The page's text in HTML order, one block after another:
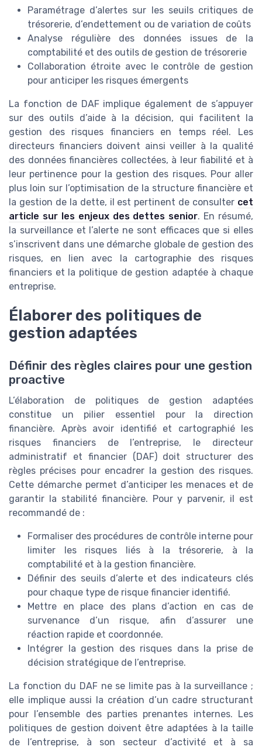
Paramétrage d’alertes sur les seuils critiques de
trésorerie, d’endettement ou de variation de coûts
Analyse régulière des données issues de la
comptabilité et des outils de gestion de trésorerie
Collaboration étroite avec le contrôle de gestion
pour anticiper les risques émergents
La fonction de DAF implique également de s’appuyer
sur des outils d’aide à la décision, qui facilitent la
gestion des risques financiers en temps réel. Les
directeurs financiers doivent ainsi veiller à la qualité
des données financières collectées, à leur fiabilité et à
leur pertinence pour la gestion des risques. Pour aller
plus loin sur l’optimisation de la structure financière et
la gestion de la dette, il est pertinent de consulter cet
article sur les enjeux des dettes senior. En résumé,
la surveillance et l’alerte ne sont efficaces que si elles
s’inscrivent dans une démarche globale de gestion des
risques, en lien avec la cartographie des risques
financiers et la politique de gestion adaptée à chaque
entreprise.
Élaborer des politiques de
gestion adaptées
Définir des règles claires pour une gestion
proactive
L’élaboration de politiques de gestion adaptées
constitue un pilier essentiel pour la direction
financière. Après avoir identifié et cartographié les
risques financiers de l’entreprise, le directeur
administratif et financier (DAF) doit structurer des
règles précises pour encadrer la gestion des risques.
Cette démarche permet d’anticiper les menaces et de
garantir la stabilité financière. Pour y parvenir, il est
recommandé de :
Formaliser des procédures de contrôle interne pour
limiter les risques liés à la trésorerie, à la
comptabilité et à la gestion financière.
Définir des seuils d’alerte et des indicateurs clés
pour chaque type de risque financier identifié.
Mettre en place des plans d’action en cas de
survenance d’un risque, afin d’assurer une
réaction rapide et coordonnée.
Intégrer la gestion des risques dans la prise de
décision stratégique de l’entreprise.
La fonction du DAF ne se limite pas à la surveillance ;
elle implique aussi la création d’un cadre structurant
pour l’ensemble des parties prenantes internes. Les
politiques de gestion doivent être adaptées à la taille
de l’entreprise, à son secteur d’activité et à sa